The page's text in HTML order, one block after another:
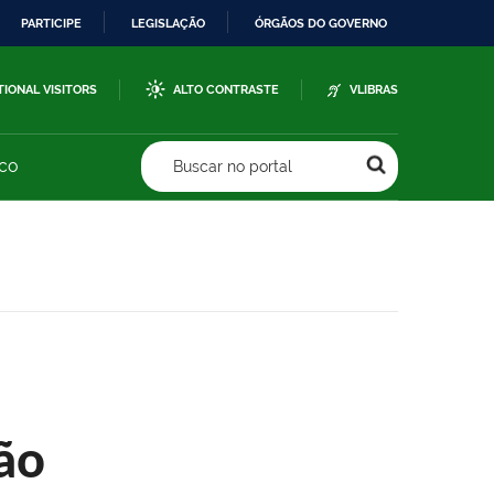
PARTICIPE LEGISLAÇÃO ÓRGÃOS DO GOVERNO
VISITORS ALTO CONTRASTE VLIBRAS
Buscar no portal